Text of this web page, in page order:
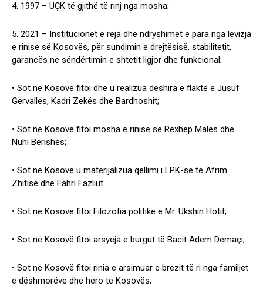
4. 1997 – UÇK të gjithë të rinj nga mosha;
5. 2021 – Institucionet e reja dhe ndryshimet e para nga lëvizja
e rinisë së Kosovës, për sundimin e drejtësisë, stabilitetit,
garancës në sëndërtimin e shtetit ligjor dhe funkcional;
• Sot në Kosovë fitoi dhe u realizua dëshira e flaktë e Jusuf
Gërvallës, Kadri Zekës dhe Bardhoshit;
• Sot në Kosovë fitoi mosha e rinisë së Rexhep Malës dhe
Nuhi Berishës;
• Sot në Kosovë u materijalizua qëllimi i LPK-së të Afrim
Zhitisë dhe Fahri Fazliut
• Sot në Kosovë fitoi Filozofia politike e Mr. Ukshin Hotit;
• Sot në Kosovë fitoi arsyeja e burgut të Bacit Adem Demaçi;
• Sot në Kosovë fitoi rinia e arsimuar e brezit të ri nga familjet
e dëshmorëve dhe hero të Kosovës;